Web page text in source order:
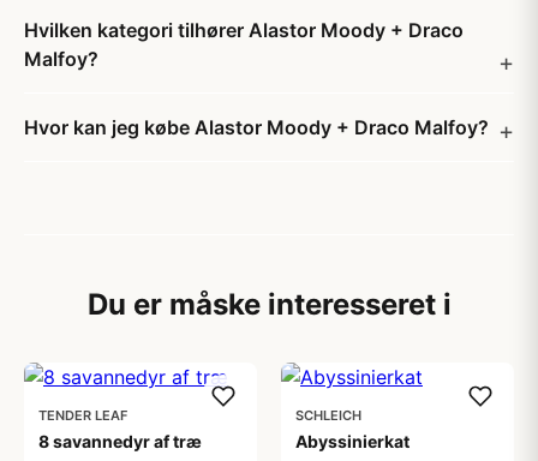
Hvilken kategori tilhører Alastor Moody + Draco
Malfoy?
Hvor kan jeg købe Alastor Moody + Draco Malfoy?
Du er måske interesseret i
TENDER LEAF
8 savannedyr af træ
SCHLEICH
Abyssinierkat